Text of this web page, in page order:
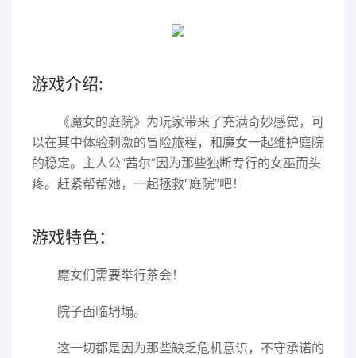
游戏介绍:
《魔女的庭院》为玩家带来了充满奇妙感觉，可
以在其中体验刺激的冒险旅程，和魔女一起维护庭院
的稳定。主人公“茜尔”因为那些独断专行的女巫而头
疼。赶紧帮帮她，一起拯救“庭院”吧！
游戏特色：
魔女们需要举行茶会！
院子面临坍塌。
这一切都是因为那些缺乏危机意识，不守承诺的